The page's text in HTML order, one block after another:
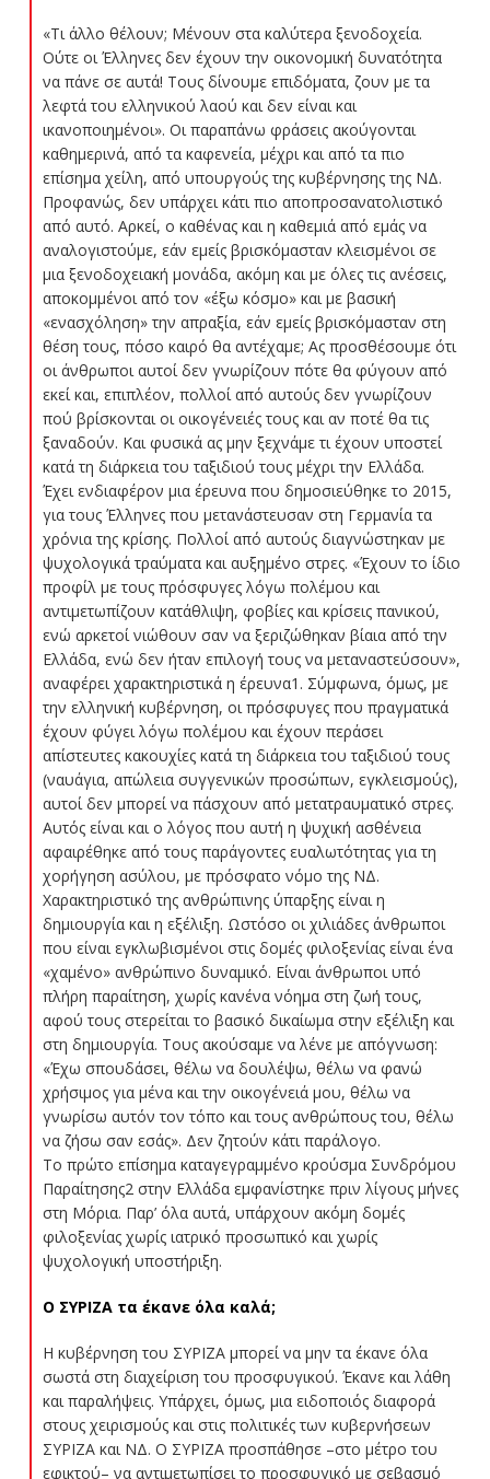
«Τι άλλο θέλουν; Μένουν στα καλύτερα ξενοδοχεία.
Ούτε οι Έλληνες δεν έχουν την οικονομική δυνατότητα
να πάνε σε αυτά! Τους δίνουμε επιδόματα, ζουν με τα
λεφτά του ελληνικού λαού και δεν είναι και
ικανοποιημένοι». Οι παραπάνω φράσεις ακούγονται
καθημερινά, από τα καφενεία, μέχρι και από τα πιο
επίσημα χείλη, από υπουργούς της κυβέρνησης της ΝΔ.
Προφανώς, δεν υπάρχει κάτι πιο αποπροσανατολιστικό
από αυτό. Αρκεί, ο καθένας και η καθεμιά από εμάς να
αναλογιστούμε, εάν εμείς βρισκόμασταν κλεισμένοι σε
μια ξενοδοχειακή μονάδα, ακόμη και με όλες τις ανέσεις,
αποκομμένοι από τον «έξω κόσμο» και με βασική
«ενασχόληση» την απραξία, εάν εμείς βρισκόμασταν στη
θέση τους, πόσο καιρό θα αντέχαμε; Ας προσθέσουμε ότι
οι άνθρωποι αυτοί δεν γνωρίζουν πότε θα φύγουν από
εκεί και, επιπλέον, πολλοί από αυτούς δεν γνωρίζουν
πού βρίσκονται οι οικογένειές τους και αν ποτέ θα τις
ξαναδούν. Και φυσικά ας μην ξεχνάμε τι έχουν υποστεί
κατά τη διάρκεια του ταξιδιού τους μέχρι την Ελλάδα.
Έχει ενδιαφέρον μια έρευνα που δημοσιεύθηκε το 2015,
για τους Έλληνες που μετανάστευσαν στη Γερμανία τα
χρόνια της κρίσης. Πολλοί από αυτούς διαγνώστηκαν με
ψυχολογικά τραύματα και αυξημένο στρες. «Έχουν το ίδιο
προφίλ με τους πρόσφυγες λόγω πολέμου και
αντιμετωπίζουν κατάθλιψη, φοβίες και κρίσεις πανικού,
ενώ αρκετοί νιώθουν σαν να ξεριζώθηκαν βίαια από την
Ελλάδα, ενώ δεν ήταν επιλογή τους να μεταναστεύσουν»,
αναφέρει χαρακτηριστικά η έρευνα1. Σύμφωνα, όμως, με
την ελληνική κυβέρνηση, οι πρόσφυγες που πραγματικά
έχουν φύγει λόγω πολέμου και έχουν περάσει
απίστευτες κακουχίες κατά τη διάρκεια του ταξιδιού τους
(ναυάγια, απώλεια συγγενικών προσώπων, εγκλεισμούς),
αυτοί δεν μπορεί να πάσχουν από μετατραυματικό στρες.
Αυτός είναι και ο λόγος που αυτή η ψυχική ασθένεια
αφαιρέθηκε από τους παράγοντες ευαλωτότητας για τη
χορήγηση ασύλου, με πρόσφατο νόμο της ΝΔ.
Χαρακτηριστικό της ανθρώπινης ύπαρξης είναι η
δημιουργία και η εξέλιξη. Ωστόσο οι χιλιάδες άνθρωποι
που είναι εγκλωβισμένοι στις δομές φιλοξενίας είναι ένα
«χαμένο» ανθρώπινο δυναμικό. Είναι άνθρωποι υπό
πλήρη παραίτηση, χωρίς κανένα νόημα στη ζωή τους,
αφού τους στερείται το βασικό δικαίωμα στην εξέλιξη και
στη δημιουργία. Τους ακούσαμε να λένε με απόγνωση:
«Έχω σπουδάσει, θέλω να δουλέψω, θέλω να φανώ
χρήσιμος για μένα και την οικογένειά μου, θέλω να
γνωρίσω αυτόν τον τόπο και τους ανθρώπους του, θέλω
να ζήσω σαν εσάς». Δεν ζητούν κάτι παράλογο.
Το πρώτο επίσημα καταγεγραμμένο κρούσμα Συνδρόμου
Παραίτησης2 στην Ελλάδα εμφανίστηκε πριν λίγους μήνες
στη Μόρια. Παρ’ όλα αυτά, υπάρχουν ακόμη δομές
φιλοξενίας χωρίς ιατρικό προσωπικό και χωρίς
ψυχολογική υποστήριξη.
Ο ΣΥΡΙΖΑ τα έκανε όλα καλά;
Η κυβέρνηση του ΣΥΡΙΖΑ μπορεί να μην τα έκανε όλα
σωστά στη διαχείριση του προσφυγικού. Έκανε και λάθη
και παραλήψεις. Υπάρχει, όμως, μια ειδοποιός διαφορά
στους χειρισμούς και στις πολιτικές των κυβερνήσεων
ΣΥΡΙΖΑ και ΝΔ. Ο ΣΥΡΙΖΑ προσπάθησε –στο μέτρο του
εφικτού– να αντιμετωπίσει το προσφυγικό με σεβασμό